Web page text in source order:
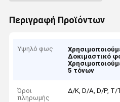
Περιγραφή Προϊόντων
Υψηλό φως
Δοκιμαστικό
5 τόνων
Όροι
πληρωμής
Δ/Κ, D/Α, D/P, T/